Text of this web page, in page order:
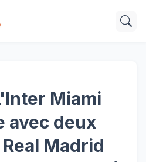
Miami
avec deux
Madrid